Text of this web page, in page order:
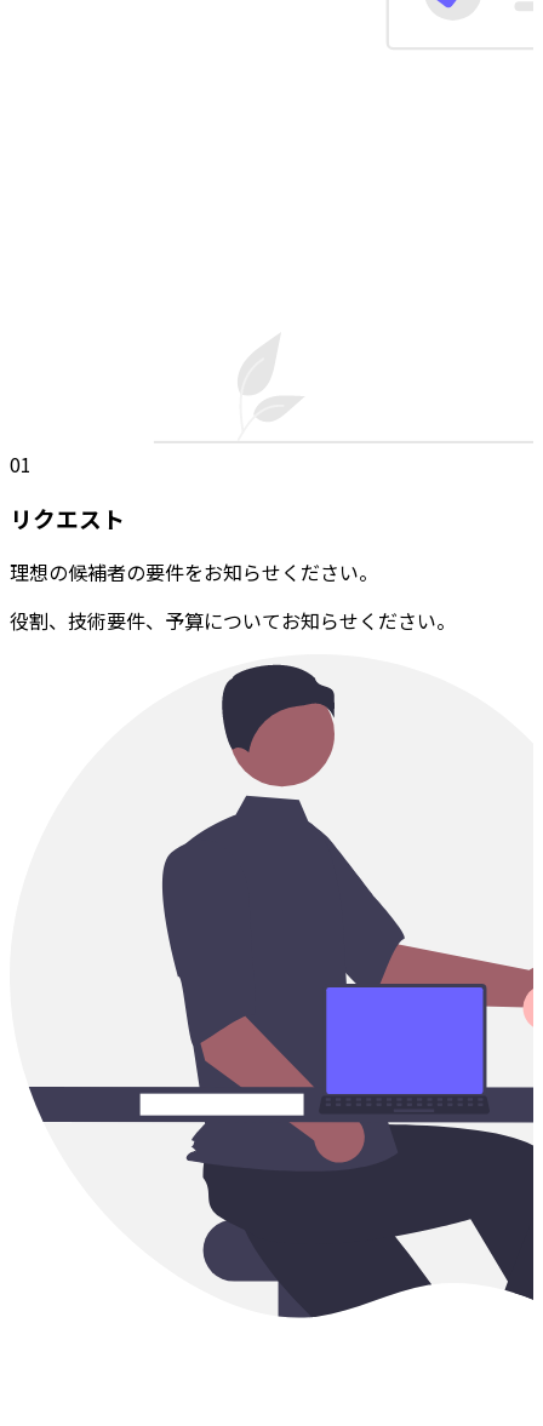
01
リクエスト
理想の候補者の要件をお知らせください。
役割、技術要件、予算についてお知らせください。